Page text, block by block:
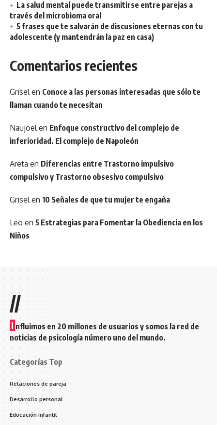
La salud mental puede transmitirse entre parejas a
través del microbioma oral
5 frases que te salvarán de discusiones eternas con tu
adolescente (y mantendrán la paz en casa)
Comentarios recientes
Griselen Conoce a las personas interesadas que sólo te
llaman cuando te necesitan
Naujoëlen Enfoque constructivo del complejo de
inferioridad. El complejo de Napoleón
Areta en Diferencias entre Trastorno impulsivo
compulsivo y Trastorno obsesivo compulsivo
Griselen 10 Señales de que tu mujer te engaña
Leo en 5 Estrategias para Fomentar la Obediencia en los
Niños
//
I nfluimos en 20 millones de usuarios y somos la red de
noticias de psicología número uno del mundo.
Categorías Top
Relaciones de pareja
Desarrollo personal
Educación infantil